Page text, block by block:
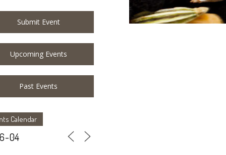
Submit Event
Upcoming Events
Past Events
Calendar